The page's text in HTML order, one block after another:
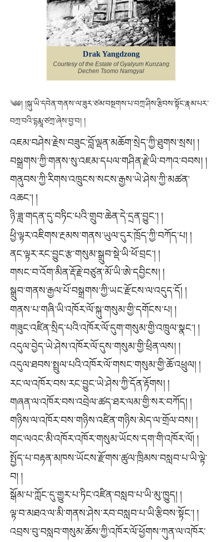
Drak Yangdzong
Courtesy of the Estate of Gyalyum Kunzang
Dechen Tsomo Namgyal
༄༅། །སྐུ་ཡི་དབེན་གནས་ལ་ཟུར་ཙམ་བསྔགས་པ་བཀྲ་ཤིས་རྩིབས་སྟོང་རྣམ་པར་
བཀྲ་བའི་དྷརྨཱ་ཙཀྲ་ཞེས་བྱ་བ། །
འཇམ་བཤེས་རྗེས་བཟུང་བློ་ལྡན་མཆོག་སྲེད་ཀྱི་ཐུགས་སྲས། །
བསྒྲགས་ཀྱི་གནས་སུ་འཇམ་དཔལ་གཤིན་རྗེ་ཡི་བཀའ་བབས། །
གནུབས་ཀྱི་རིགས་འཁྲུངས་སངས་རྒྱས་ཡེ་ཤེས་ཀྱི་མཚན་
འཆང་། །
ཉི་ཟླ་གདན་དུ་བཏིང་པའི་གྲུབ་ཆེན་དེ་དྲན་བྱུང་། །
ཕྱི་ལྟར་འཇིགས་རྔམས་གནས་ཡུལ་དུར་ཁྲོད་ཀྱི་བཀོད་པ། །
ནང་ལྟར་རང་བྱུང་རྩ་གསུམ་སྒྲུབ་སྡེ་ཡི་ཕོ་བྲང་། །
གསང་བ་འོག་མིན་རྡོ་རྗེ་བཙུན་མོ་ཡི་ཨེ་དབྱིངས། །
སྒྲུབ་གནས་རྒྱལ་པོ་བསྒྲགས་ཀྱི་ཡང་རྫོངས་ལ་འདུད་དོ། །
གནས་པ་གཞི་ཡི་འཁོར་ལོ་སྐུ་གསུམ་གྱི་དགོངས་པ། །
གཟུང་འཛིན་སྲིད་པའི་འཁོར་ལོ་དུག་གསུམ་གྱི་འཁྲུལ་སྣང་། །
འདུལ་བྱེད་ཡེ་ཤེས་འཁོར་ལོ་དུས་གསུམ་གྱི་ཕྲིན་ལས། །
འདུལ་ཐབས་སྤྲུལ་པའི་འཁོར་ལོ་གསང་གསུམ་གྱི་ཆོ་འཕྲུལ། །
རང་ལ་འཁོར་བས་རང་བྱུང་ཡེ་ཤེས་ཀྱི་དོན་རྟོགས། །
གཞན་ལ་འཁོར་བས་འབྲེལ་ཚད་ཐར་ལམ་གྱི་སར་བཀོད། །
གཉིས་ལ་འཁོར་བས་གཉིས་འཛིན་གཉིས་མེད་ལ་གྲོལ་བས། །
གང་ལའང་མི་འཁོར་འཁོར་གསུམ་ཡོངས་དག་གི་འཁོར་ལོ། །
སྤྱོད་པ་བརྟན་མཁས་ཡོངས་རྫོགས་ཚུལ་ཁྲིམས་བསླབ་པ་ཡི་ལྟེ་
བ། །
སྒོམ་པ་ཀློང་དུ་གྱུར་པ་ཏིང་འཛིན་བསླབ་པ་ཡི་མུ་ཁྱུད། །
ལྟ་བ་མཐའ་ལ་མི་གནས་ཤེས་རབ་བསླབ་པ་ཡི་རྩིབས་སྟོང་། །
འབྲས་བུ་བསླབ་གསུམ་ཆོས་ཀྱི་འཁོར་ལོ་ཕྱོགས་ཀུན་ལ་འཁོར་